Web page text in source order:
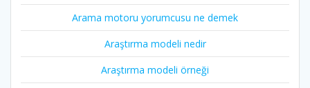
Arama motoru yorumcusu ne demek
Araştırma modeli nedir
Araştırma modeli örneği